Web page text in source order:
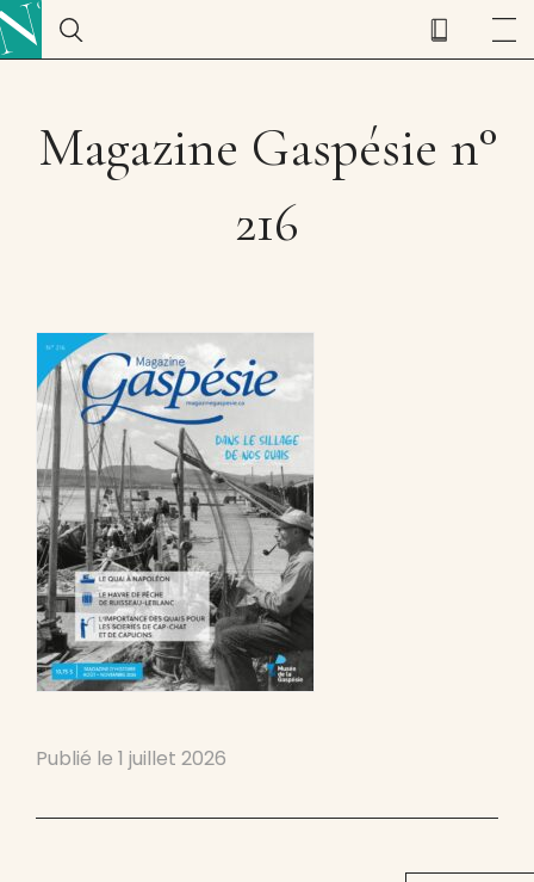
Magazine Gaspésie n°
216
Publié le 1 juillet 2026